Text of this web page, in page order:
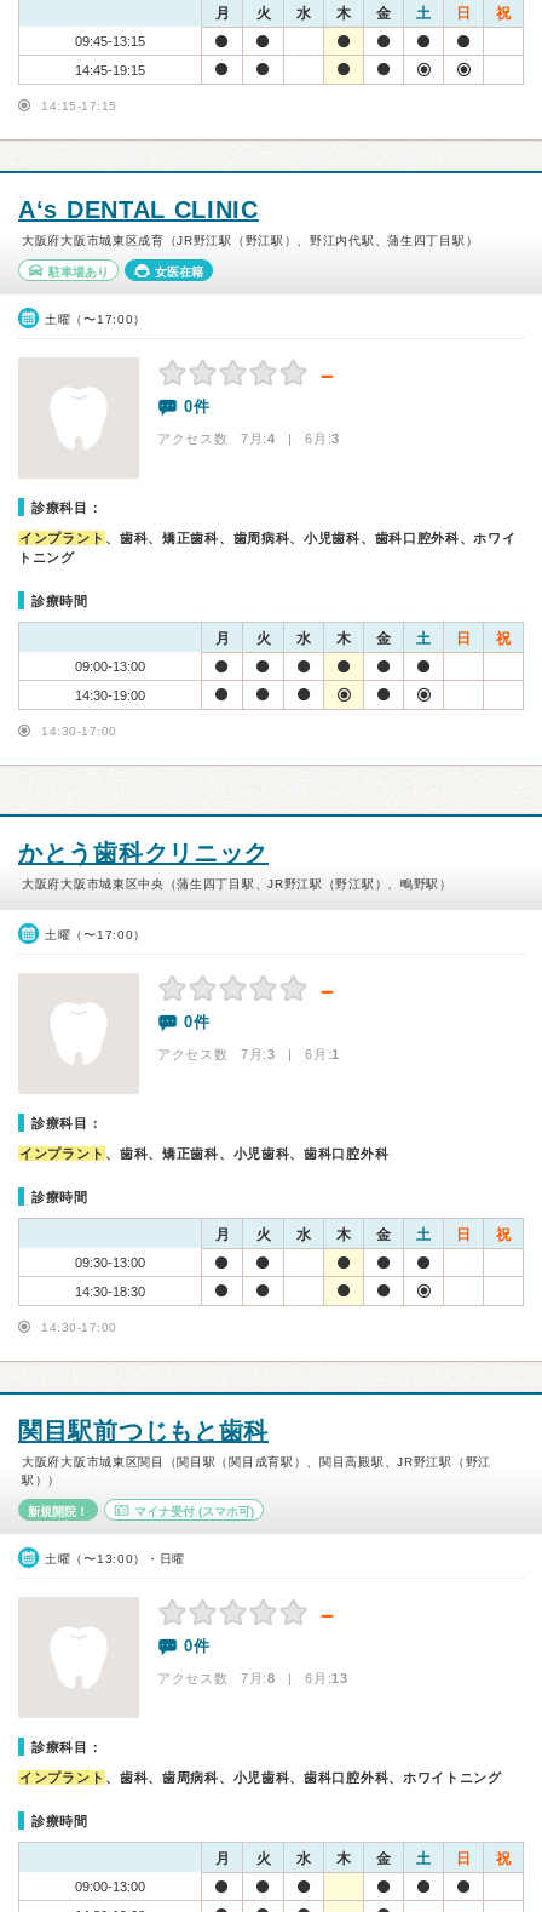
月 火 水 木 金 土 日 祝
09:45-13:15
14:45-19:15
14:15-17:15
A‘s DENTAL CLINIC
大阪府大阪市城東区成育（JR野江駅（野江駅）、野江内代駅、蒲生四丁目駅）
駐車場あり 女医在籍
土曜（〜17:00）
－
0件
アクセス数 7月:4 | 6月:3
診療科目：
インプラント 、歯科、矯正歯科、歯周病科、小児歯科、歯科口腔外科、ホワイ
トニング
診療時間
月 火 水 木 金 土 日 祝
09:00-13:00
14:30-19:00
14:30-17:00
かとう歯科クリニック
大阪府大阪市城東区中央（蒲生四丁目駅、JR野江駅（野江駅）、鴫野駅）
土曜（〜17:00）
－
0件
アクセス数 7月:3 | 6月:1
診療科目：
インプラント 、歯科、矯正歯科、小児歯科、歯科口腔外科
診療時間
月 火 水 木 金 土 日 祝
09:30-13:00
14:30-18:30
14:30-17:00
関目駅前つじもと歯科
大阪府大阪市城東区関目（関目駅（関目成育駅）、関目高殿駅、JR野江駅（野江
駅））
新規開院！ マイナ受付(スマホ可)
土曜（〜13:00）・日曜
－
0件
アクセス数 7月:8 | 6月:13
診療科目：
インプラント 、歯科、歯周病科、小児歯科、歯科口腔外科、ホワイトニング
診療時間
月 火 水 木 金 土 日 祝
09:00-13:00